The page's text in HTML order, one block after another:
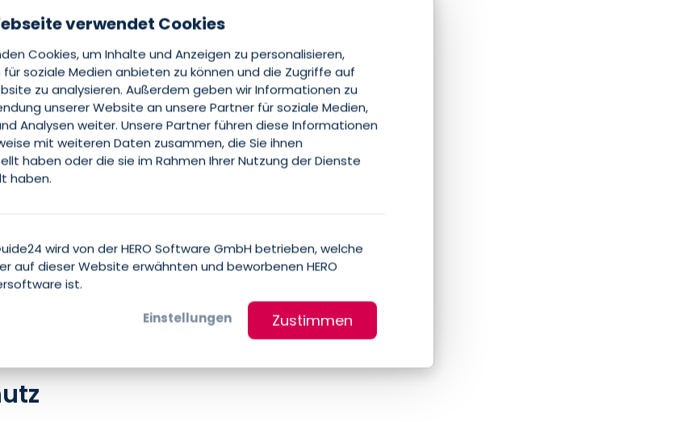
verwendet Cookies
Cookies, um Inhalte und Anzeigen zu personalisieren,
für soziale Medien anbieten zu können und die Zugriffe auf
zu analysieren. Außerdem geben wir Informationen zu
unserer Website an unsere Partner für soziale Medien,
Analysen weiter. Unsere Partner führen diese Informationen
mit weiteren Daten zusammen, die Sie ihnen
haben oder die sie im Rahmen Ihrer Nutzung der Dienste
haben.
wird von der HERO Software GmbH betrieben, welche
auf dieser Website erwähnten und beworbenen HERO
ist.
Einstellungen
Zustimmen